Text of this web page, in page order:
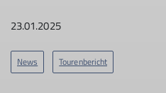
23.01.2025
News Tourenbericht